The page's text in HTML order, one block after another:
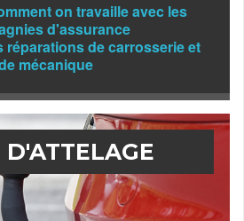
on travaille avec les
d'assurance
réparations de carrosserie et
mécanique
D'ATTELAGE